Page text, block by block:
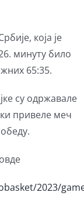
која је
минуту било
65:35.
су одржавале
привеле меч
2023/